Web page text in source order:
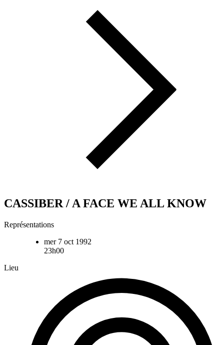
CASSIBER / A FACE WE ALL KNOW
Représentations
mer 7 oct 1992
23h00
Lieu